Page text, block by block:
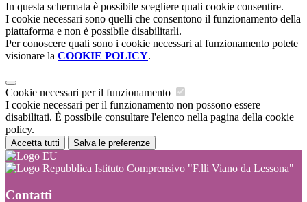
In questa schermata è possibile scegliere quali cookie consentire.
I cookie necessari sono quelli che consentono il funzionamento della
piattaforma e non è possibile disabilitarli.
Per conoscere quali sono i cookie necessari al funzionamento potete
visionare la COOKIE POLICY.
Cookie necessari per il funzionamento
I cookie necessari per il funzionamento non possono essere
disabilitati. È possibile consultare l'elenco nella pagina della cookie
policy.
Accetta tutti Salva le preferenze
Istituto Comprensivo "F.lli Viano da Lessona"
Contatti